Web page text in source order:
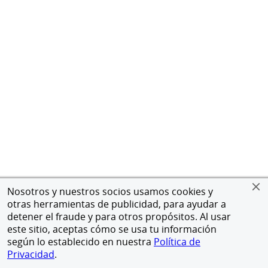
Nosotros y nuestros socios usamos cookies y
otras herramientas de publicidad, para ayudar a
detener el fraude y para otros propósitos. Al usar
este sitio, aceptas cómo se usa tu información
según lo establecido en nuestra Política de
Privacidad.